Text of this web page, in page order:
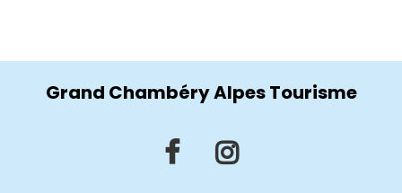
Grand Chambéry Alpes Tourisme